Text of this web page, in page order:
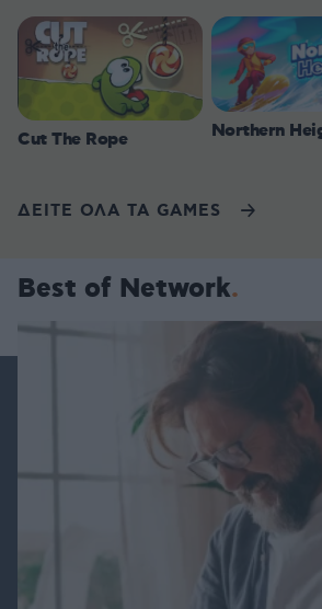
Cut The Rope Northern
ΔΕΙΤΕ ΟΛΑ ΤΑ GAMES
Best of Network